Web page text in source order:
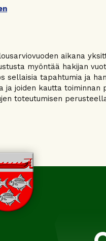
aikana
myöntää hakijan
sellaisia tapahtumia ja
joiden kautta toiminnan
toteutumisen